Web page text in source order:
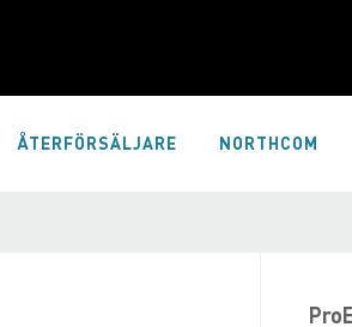
ÅTERFÖRSÄLJARE NORTHCOM